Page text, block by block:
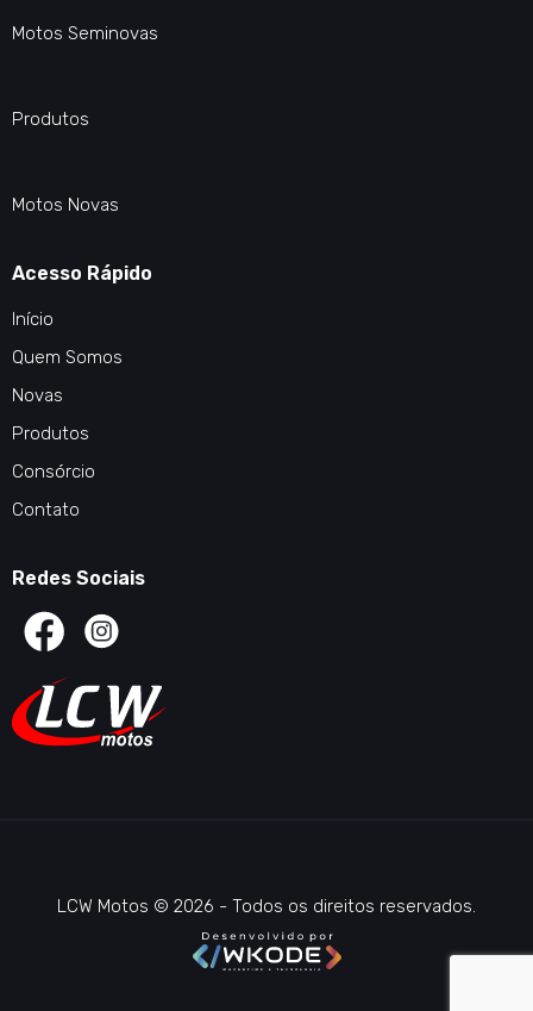
Motos Seminovas
Produtos
Motos Novas
Acesso Rápido
Início
Quem Somos
Novas
Produtos
Consórcio
Contato
Redes Sociais
LCW Motos © 2026 - Todos os direitos reservados.